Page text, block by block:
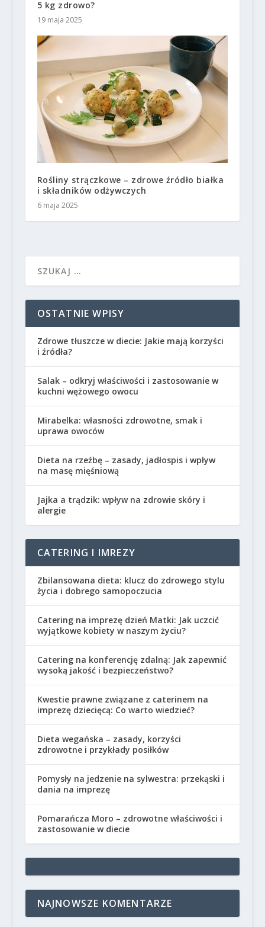
5 kg zdrowo?
19 maja 2025
Rośliny strączkowe – zdrowe źródło białka
i składników odżywczych
6 maja 2025
OSTATNIE WPISY
Zdrowe tłuszcze w diecie: Jakie mają korzyści
i źródła?
Salak – odkryj właściwości i zastosowanie w
kuchni wężowego owocu
Mirabelka: własności zdrowotne, smak i
uprawa owoców
Dieta na rzeźbę – zasady, jadłospis i wpływ
na masę mięśniową
Jajka a trądzik: wpływ na zdrowie skóry i
alergie
CATERING I IMREZY
Zbilansowana dieta: klucz do zdrowego stylu
życia i dobrego samopoczucia
Catering na imprezę dzień Matki: Jak uczcić
wyjątkowe kobiety w naszym życiu?
Catering na konferencję zdalną: Jak zapewnić
wysoką jakość i bezpieczeństwo?
Kwestie prawne związane z caterinem na
imprezę dziecięcą: Co warto wiedzieć?
Dieta wegańska – zasady, korzyści
zdrowotne i przykłady posiłków
Pomysły na jedzenie na sylwestra: przekąski i
dania na imprezę
Pomarańcza Moro – zdrowotne właściwości i
zastosowanie w diecie
NAJNOWSZE KOMENTARZE